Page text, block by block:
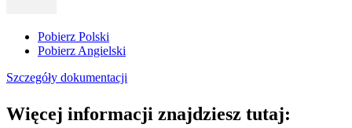
Pobierz Polski
Pobierz Angielski
Szczegóły dokumentacji
Więcej informacji znajdziesz tutaj: